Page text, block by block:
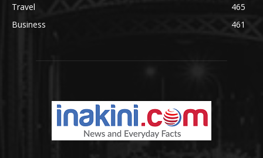
Travel
465
Business
461